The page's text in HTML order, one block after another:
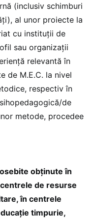
(inclusiv schimburi
al unor proiecte la
cu instituţii de
sau organizaţii
relevantă în
de M.E.C. la nivel
respectiv în
de
metode, procedee
obţinute în
de resurse
în centrele
timpurie,